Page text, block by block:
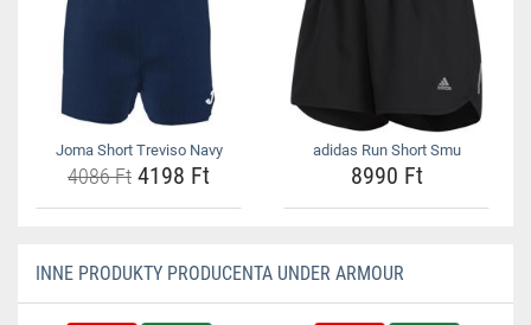
Joma Short Treviso Navy
4086 Ft 4198 Ft
adidas Run Short Smu
8990 Ft
INNE PRODUKTY PRODUCENTA UNDER ARMOUR